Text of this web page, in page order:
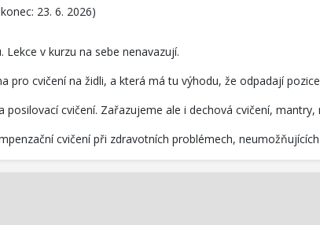
23. 6. 2026)
v kurzu na sebe nenavazují.
pro cvičení na židli, a která má tu výhodu, že odpadají
cvičení. Zařazujeme ale i dechová cvičení,
cvičení při zdravotních problémech,